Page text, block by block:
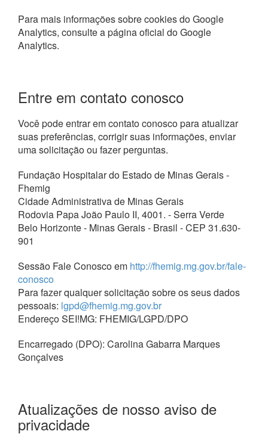
Para mais informações sobre cookies do Google
Analytics, consulte a página oficial do Google
Analytics.
Entre em contato conosco
Você pode entrar em contato conosco para atualizar
suas preferências, corrigir suas informações, enviar
uma solicitação ou fazer perguntas.
Fundação Hospitalar do Estado de Minas Gerais ‑
Fhemig
Cidade Administrativa de Minas Gerais
Rodovia Papa João Paulo II, 4001. - Serra Verde
Belo Horizonte - Minas Gerais - Brasil - CEP 31.630-
901
Sessão Fale Conosco em http://fhemig.mg.gov.br/fale-
conosco
Para fazer qualquer solicitação sobre os seus dados
pessoais: lgpd@fhemig.mg.gov.br
Endereço SEI!MG: FHEMIG/LGPD/DPO
Encarregado (DPO): Carolina Gabarra Marques
Gonçalves
Atualizações de nosso aviso de
privacidade